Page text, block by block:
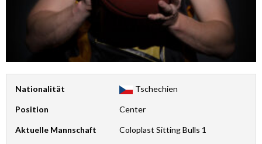
Nationalität Tschechien
Position Center
Aktuelle Mannschaft Coloplast Sitting Bulls 1